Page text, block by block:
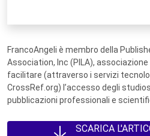
FrancoAngeli è membro della
Association, Inc (PILA),
facilitare (attraverso i servizi
CrossRef.org) l’accesso degli
pubblicazioni professionali e
SCARICA